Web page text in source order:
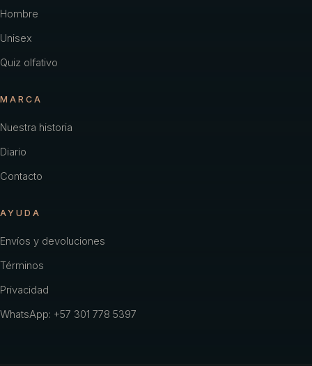
Hombre
Unisex
Quiz olfativo
MARCA
Nuestra historia
Diario
Contacto
AYUDA
Envíos y devoluciones
Términos
Privacidad
WhatsApp: +57 301 778 5397